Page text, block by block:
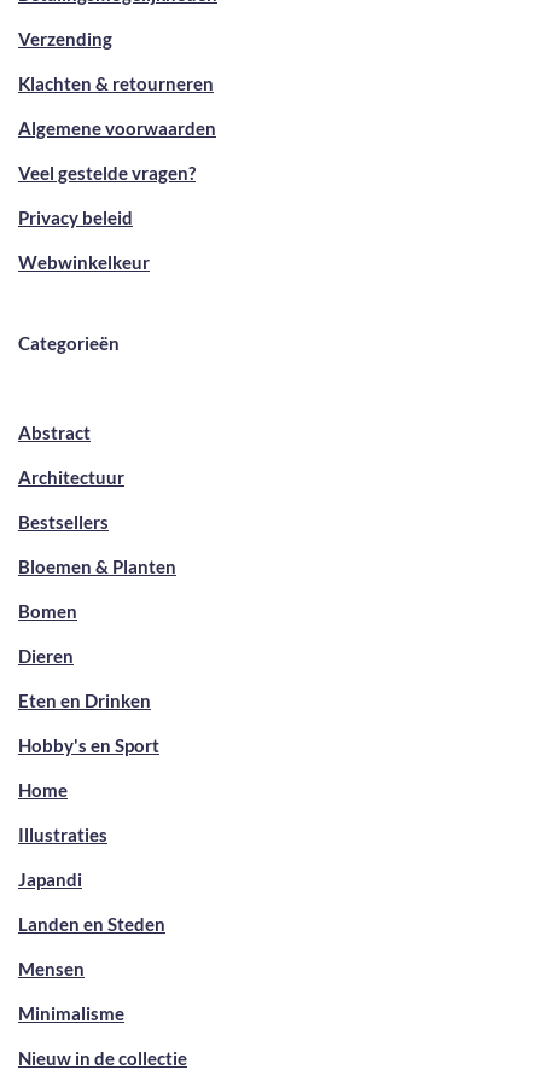
Verzending
Klachten & retourneren
Algemene voorwaarden
Veel gestelde vragen?
Privacy beleid
Webwinkelkeur
Categorieën
Abstract
Architectuur
Bestsellers
Bloemen & Planten
Bomen
Dieren
Eten en Drinken
Hobby's en Sport
Home
Illustraties
Japandi
Landen en Steden
Mensen
Minimalisme
Nieuw in de collectie